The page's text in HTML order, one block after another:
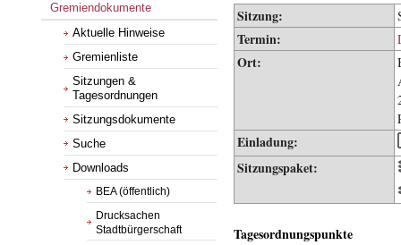
Gremiendokumente
Aktuelle Hinweise
Gremienliste
Sitzungen &
Tagesordnungen
Sitzungsdokumente
Suche
Downloads
BEA (öffentlich)
Drucksachen
Stadtbürgerschaft
Sitzung:
Termin:
Ort:
Einladung:
Sitzungspaket:
Tagesordnungspunkte